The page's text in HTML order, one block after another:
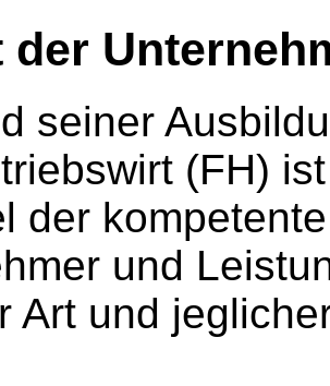
der
seiner
(FH)
der
und
Art und